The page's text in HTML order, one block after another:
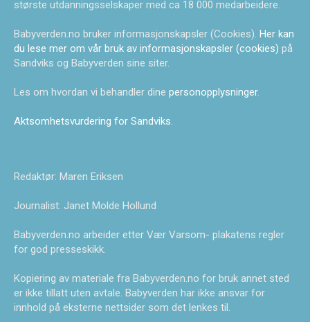
største utdanningsselskaper med ca 18 000 medarbeidere.
Babyverden.no bruker informasjonskapsler (Cookies). Her kan
du lese mer om vår bruk av informasjonskapsler (cookies) på
Sandviks og Babyverden sine siter.
Les om hvordan vi behandler dine personopplysninger.
Aktsomhetsvurdering for Sandviks
Redaktør: Maren Eriksen
Journalist: Janet Molde Hollund
Babyverden.no arbeider etter Vær Varsom- plakatens regler
for god presseskikk.
Kopiering av materiale fra Babyverden.no for bruk annet sted
er ikke tillatt uten avtale. Babyverden har ikke ansvar for
innhold på eksterne nettsider som det lenkes til.